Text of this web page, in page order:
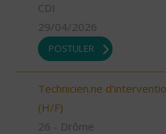
CDI
29/04/2026
POSTULER
Technicien.ne
(H/F)
26 - Drôme